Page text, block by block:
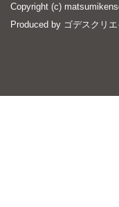
Copyright (c)
Produced by ゴデスクリエ